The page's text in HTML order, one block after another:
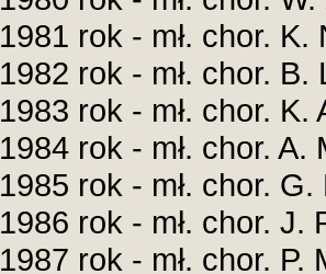
1981 rok - mł. chor. K.
1982 rok - mł. chor.
1983 rok - mł. chor.
1984 rok - mł. chor. A.
1985 rok - mł. chor.
1986 rok - mł. chor. J.
1987 rok - mł. chor. P.